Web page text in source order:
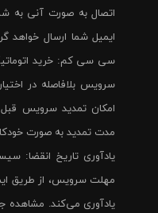
اتصال به صورت آنی به
ایمیل شما ارسال خواهد
سی سی کم: خرید
سرویس بلافاصله در
امکان تمدید سرویس
مدت تمدید به صورت
مهلت سرویس، از طریق
یادآوری می‌کند. مشاهده